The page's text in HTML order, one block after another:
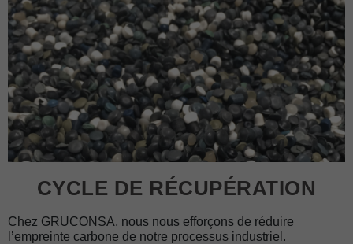
CYCLE DE RÉCUPÉRATION
Chez GRUCONSA, nous nous efforçons de réduire
l’empreinte carbone de notre processus industriel.